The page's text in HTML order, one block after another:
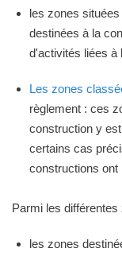
les zones
destinées à la
d'activités liées à
Les zones
règlement : ces
construction y
certains cas
constructions ont
Parmi les
les zones